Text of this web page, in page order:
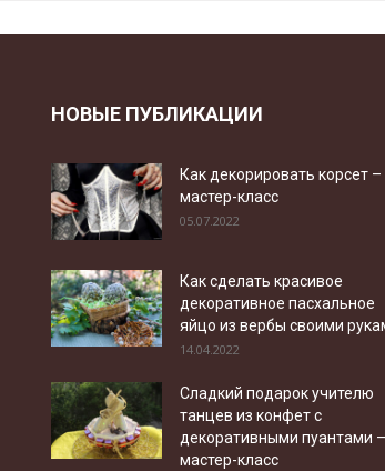
НОВЫЕ ПУБЛИКАЦИИ
Как декорировать корсет –
мастер-класс
05.07.2022
Как сделать красивое
декоративное пасхальное
яйцо из вербы своими
14.04.2022
Сладкий подарок учителю
танцев из конфет с
декоративными пуантами –
мастер-класс